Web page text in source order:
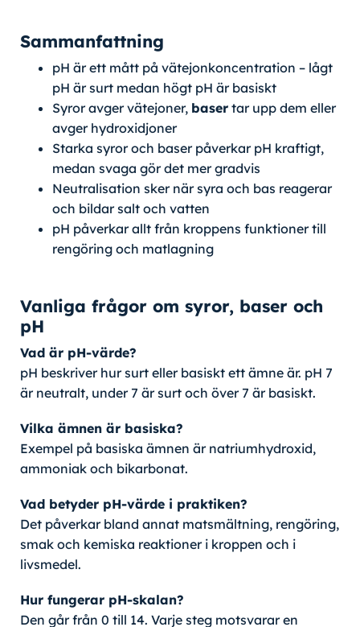
Sammanfattning
pH är ett mått på vätejonkoncentration – lågt
pH är surt medan högt pH är basiskt
Syror avger vätejoner, baser tar upp dem eller
avger hydroxidjoner
Starka syror och baser påverkar pH kraftigt,
medan svaga gör det mer gradvis
Neutralisation sker när syra och bas reagerar
och bildar salt och vatten
pH påverkar allt från kroppens funktioner till
rengöring och matlagning
Vanliga frågor om syror, baser och
pH
Vad är pH-värde?
pH beskriver hur surt eller basiskt ett ämne är. pH 7
är neutralt, under 7 är surt och över 7 är basiskt.
Vilka ämnen är basiska?
Exempel på basiska ämnen är natriumhydroxid,
ammoniak och bikarbonat.
Vad betyder pH-värde i praktiken?
Det påverkar bland annat matsmältning, rengöring,
smak och kemiska reaktioner i kroppen och i
livsmedel.
Hur fungerar pH-skalan?
Den går från 0 till 14. Varje steg motsvarar en